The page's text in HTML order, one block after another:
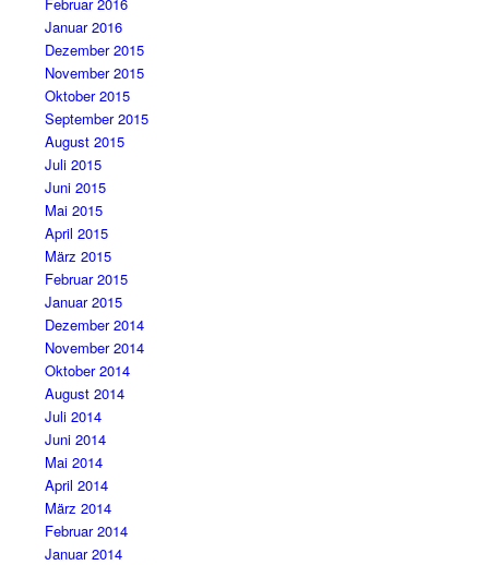
Januar 2016
Dezember 2015
November 2015
Oktober 2015
September 2015
August 2015
Juli 2015
Juni 2015
Mai 2015
April 2015
März 2015
Februar 2015
Januar 2015
Dezember 2014
November 2014
Oktober 2014
August 2014
Juli 2014
Juni 2014
Mai 2014
April 2014
März 2014
Februar 2014
Januar 2014